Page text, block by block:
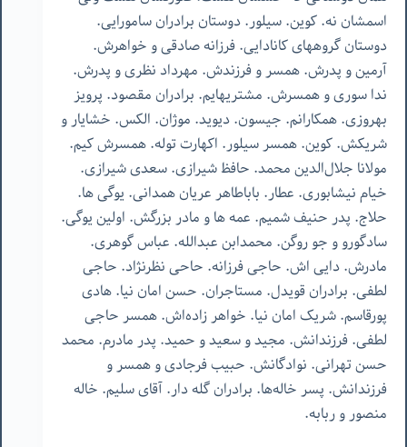
اسمشان نه. کوین. سیلور. دوستان برادران سامورایی.
دوستان گروههای کانادایی. فرزانه صادقی و خواهرش.
آرمین و پدرش. همسر و فرزندش. مهرداد نظری و پدرش.
ندا سوری و همسرش. مشتریهایم. برادران مقصود. پرویز
بهروزی. همکارانم. جیسون. دیوید. موژان. الکس. خشایار و
شریکش. کوین. همسر سیلور. اکهارت توله. همسرش کیم.
مولانا جلال‌الدین محمد. حافظ شیرازی. سعدی شیرازی.
خیام نیشابوری. عطار. باباطاهر عریان همدانی. یوگی ها.
حلاج. پدر حنیف شمیم. عمه ها و مادر بزرگش. اولین یوگی.
سادگورو و جو روگن. محمدابن عبدالله. عباس گوهری.
مادرش. دایی اش. حاجی فرزانه. حاحی نظرنژاد. حاجی
لطفی. برادران قویدل. مستاجران. حسن امان نیا. هادی
پورقاسم. شریک امان نیا. خواهر زاده‌اش. همسر حاجی
لطفی. فرزندانش. مجید و سعید و حمید. پدر مادرم. محمد
حسن تهرانی. نوادگانش. حبیب فرجادی و همسر و
فرزندانش. پسر خاله‌ها. برادران گله دار. آقای سلیم. خاله
منصور و ربابه.